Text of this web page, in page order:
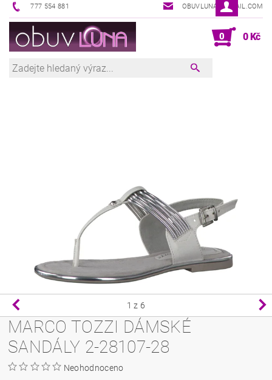
777 554 881 OBUVLUNA@GMAIL.COM
0 0 Kč
1 z 6
MARCO TOZZI DÁMSKÉ
SANDÁLY 2-28107-28
Neohodnoceno